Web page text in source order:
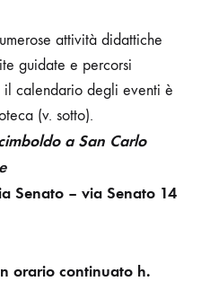
attività didattiche
guidate e percorsi
calendario degli eventi è
(v. sotto).
a San Carlo
Senato – via Senato 14
orario continuato h.